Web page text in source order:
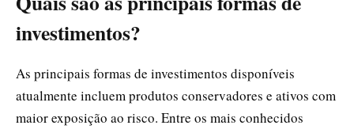
investimentos?
As principais formas de investimentos disponíveis
atualmente incluem produtos conservadores e ativos com
maior exposição ao risco. Entre os mais conhecidos